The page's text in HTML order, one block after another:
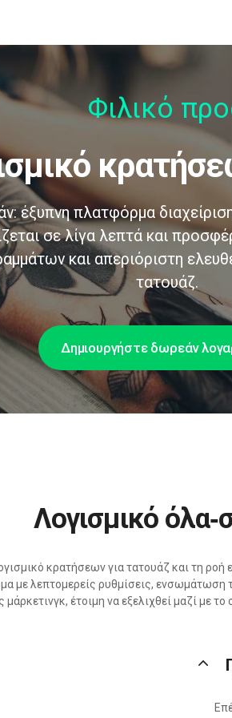
Φιλικό προς
έξυπνη πλατφόρμα
σε λίγα λεπτά και
και απεριόριστη
τατουάζ.
Δημιουργήστε δωρεάν
Λογισμικό
κρατήσεων για τατουάζ και τη ροή
με λεπτομερείς ρυθμίσεις, ενσωμάτωση
έτοιμη να εξελιχθεί μαζί με το
keyboard_arrow_up